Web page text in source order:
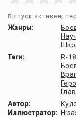
Выпуск активен,
Жанры:
Теги:
R-18
Автор:
Иллюстратор: